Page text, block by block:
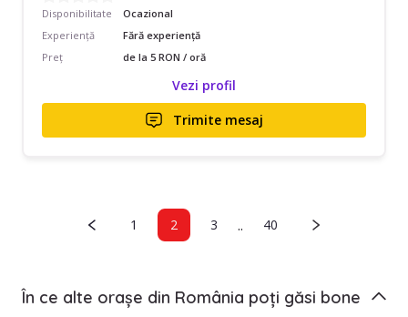
Disponibilitate
Ocazional
Experiență
Fără experiență
Preț
de la 5 RON / oră
Vezi profil
Trimite mesaj
1 2 3 .. 40
În ce alte orașe din România poți găsi bone